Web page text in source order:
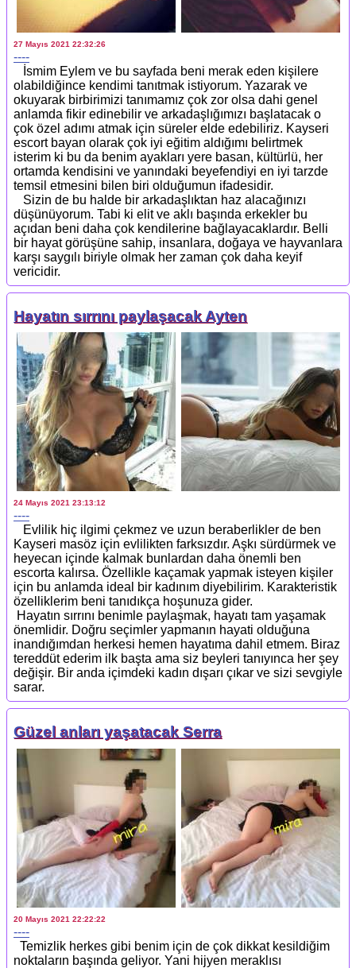
27 Mayıs 2021 22:32:26
----
İsmim Eylem ve bu sayfada beni merak eden kişilere
olabildiğince kendimi tanıtmak istiyorum. Yazarak ve
okuyarak birbirimizi tanımamız çok zor olsa dahi genel
anlamda fikir edinebilir ve arkadaşlığımızı başlatacak o
çok özel adımı atmak için süreler elde edebiliriz. Kayseri
escort bayan olarak çok iyi eğitim aldığımı belirtmek
isterim ki bu da benim ayakları yere basan, kültürlü, her
ortamda kendisini ve yanındaki beyefendiyi en iyi tarzde
temsil etmesini bilen biri olduğumun ifadesidir.
Sizin de bu halde bir arkadaşlıktan haz alacağınızı
düşünüyorum. Tabi ki elit ve aklı başında erkekler bu
açıdan beni daha çok kendilerine bağlayacaklardır. Belli
bir hayat görüşüne sahip, insanlara, doğaya ve hayvanlara
karşı saygılı biriyle olmak her zaman çok daha keyif
vericidir.
Hayatın sırrını paylaşacak Ayten
24 Mayıs 2021 23:13:12
----
Evlilik hiç ilgimi çekmez ve uzun beraberlikler de ben
Kayseri masöz için evlilikten farksızdır. Aşkı sürdürmek ve
heyecan içinde kalmak bunlardan daha önemli ben
escorta kalırsa. Özellikle kaçamak yapmak isteyen kişiler
için bu anlamda ideal bir kadınım diyebilirim. Karakteristik
özelliklerim beni tanıdıkça hoşunuza gider.
Hayatın sırrını benimle paylaşmak, hayatı tam yaşamak
önemlidir. Doğru seçimler yapmanın hayati olduğuna
inandığımdan herkesi hemen hayatıma dahil etmem. Biraz
tereddüt ederim ilk başta ama siz beyleri tanıyınca her şey
değişir. Bir anda içimdeki kadın dışarı çıkar ve sizi sevgiyle
sarar.
Güzel anları yaşatacak Serra
20 Mayıs 2021 22:22:22
----
Temizlik herkes gibi benim için de çok dikkat kesildiğim
noktaların başında geliyor. Yani hijyen meraklısı